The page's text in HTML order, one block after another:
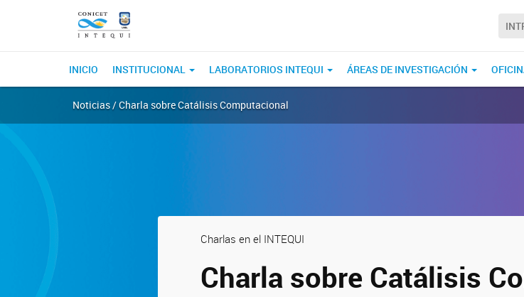
INICIO INSTITUCIONAL LABORATORIOS INTEQUI ÁREAS DE INVESTIGACIÓN
Noticias / Charla sobre Catálisis Computacional
Charlas en el INTEQUI
Charla sobre Catálisis